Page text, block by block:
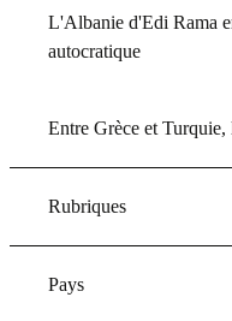
L'Albanie d'Edi Rama
autocratique
Entre Grèce et Turquie,
Rubriques
Pays